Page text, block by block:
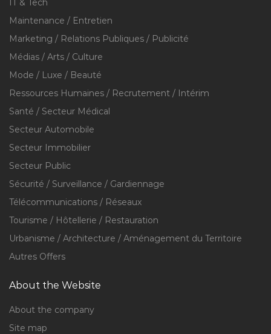
IT & Tech
Maintenance / Entretien
Marketing / Relations Publiques / Publicité
Médias / Arts / Culture
Mode / Luxe / Beauté
Ressources Humaines / Recrutement / Intérim
Santé / Secteur Médical
Secteur Automobile
Secteur Immobilier
Secteur Public
Sécurité / Surveillance / Gardiennage
Télécommunications / Réseaux
Tourisme / Hôtellerie / Restauration
Urbanisme / Architecture / Aménagement du Territoire
Autres Offers
About the Website
About the company
Site map